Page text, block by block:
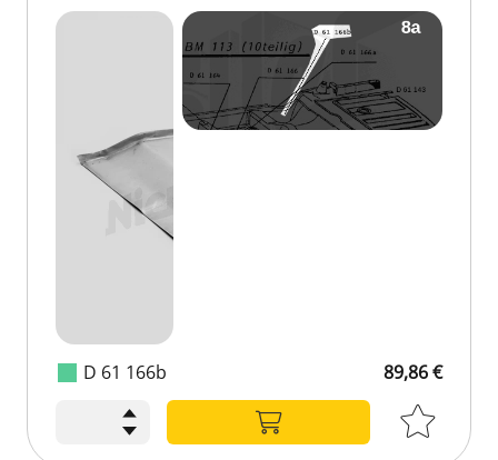
D 61 166b 89,86 €